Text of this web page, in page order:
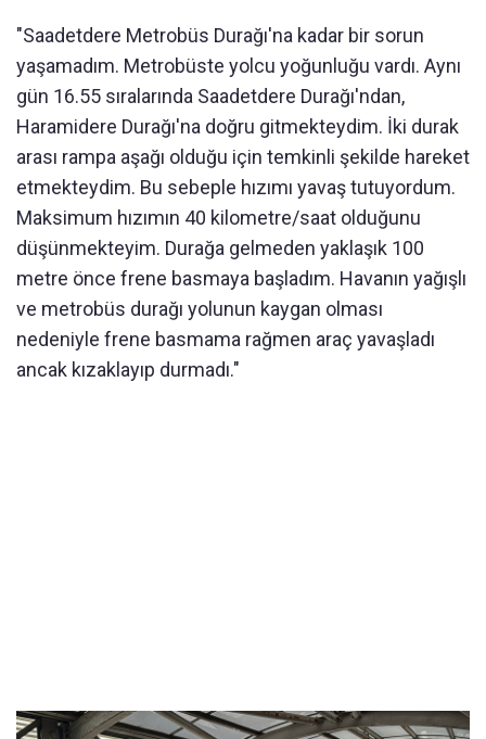
"Saadetdere Metrobüs Durağı'na kadar bir sorun
yaşamadım. Metrobüste yolcu yoğunluğu vardı. Aynı
gün 16.55 sıralarında Saadetdere Durağı'ndan,
Haramidere Durağı'na doğru gitmekteydim. İki durak
arası rampa aşağı olduğu için temkinli şekilde hareket
etmekteydim. Bu sebeple hızımı yavaş tutuyordum.
Maksimum hızımın 40 kilometre/saat olduğunu
düşünmekteyim. Durağa gelmeden yaklaşık 100
metre önce frene basmaya başladım. Havanın yağışlı
ve metrobüs durağı yolunun kaygan olması
nedeniyle frene basmama rağmen araç yavaşladı
ancak kızaklayıp durmadı."